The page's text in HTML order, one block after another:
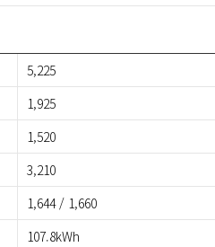
5,225
1,925
1,520
3,210
1,644 / 1,660
107.8kWh